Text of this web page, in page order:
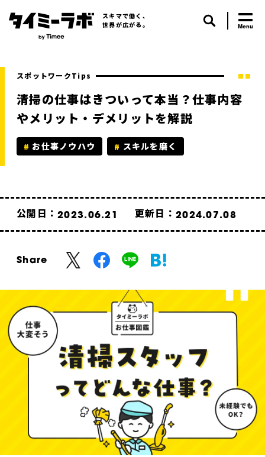
スキマで働く、
世界が広がる。
スポットワークTips
清掃の仕事はきついって本当？仕事内容
やメリット・デメリットを解説
お仕事ノウハウ スキルを磨く
公開日：2023.06.21 更新日：2024.07.08
Share